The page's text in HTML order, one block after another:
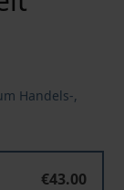
Handels-,
€43.00